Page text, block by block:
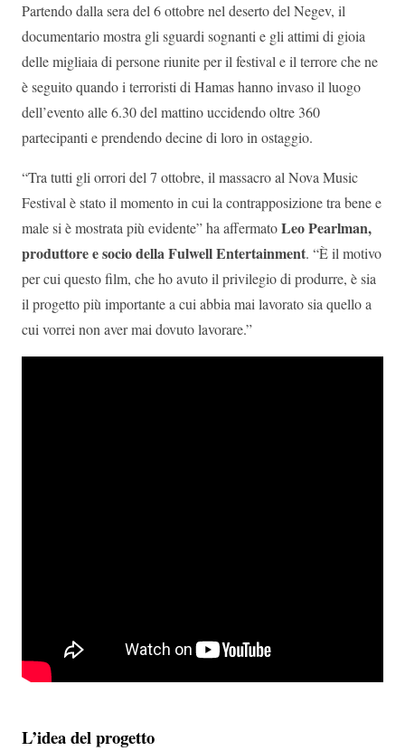
Partendo dalla sera del 6 ottobre nel deserto del Negev, il
documentario mostra gli sguardi sognanti e gli attimi di gioia
delle migliaia di persone riunite per il festival e il terrore che ne
è seguito quando i terroristi di Hamas hanno invaso il luogo
dell’evento alle 6.30 del mattino uccidendo oltre 360
partecipanti e prendendo decine di loro in ostaggio.
“Tra tutti gli orrori del 7 ottobre, il massacro al Nova Music
Festival è stato il momento in cui la contrapposizione tra bene e
male si è mostrata più evidente” ha affermatoLeo Pearlman,
produttore e socio della Fulwell Entertainment. “È il motivo
per cui questo film, che ho avuto il privilegio di produrre, è sia
il progetto più importante a cui abbia mai lavorato sia quello a
cui vorrei non aver mai dovuto lavorare.”
L’idea del progetto